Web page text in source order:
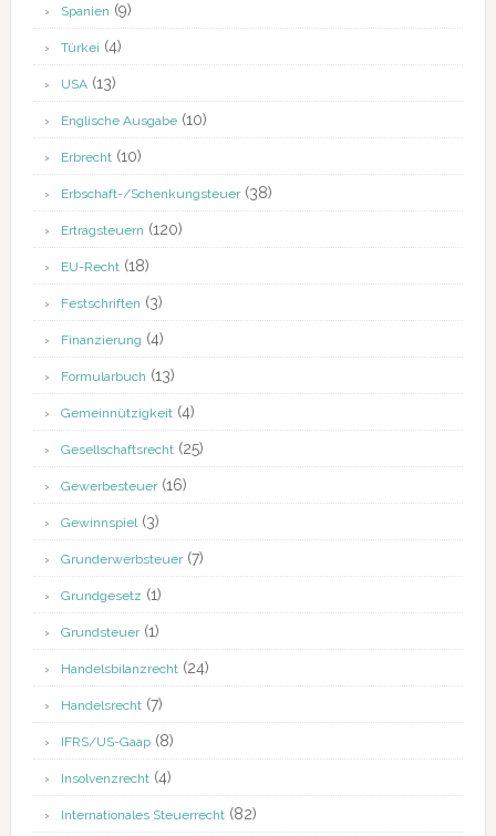
Spanien (9)
Türkei (4)
USA(13)
Englische Ausgabe(10)
Erbrecht(10)
Erbschaft-/Schenkungsteuer(38)
Ertragsteuern (120)
EU-Recht(18)
Festschriften (3)
Finanzierung (4)
Formularbuch (13)
Gemeinnützigkeit(4)
Gesellschaftsrecht(25)
Gewerbesteuer(16)
Gewinnspiel(3)
Grunderwerbsteuer(7)
Grundgesetz (1)
Grundsteuer(1)
Handelsbilanzrecht(24)
Handelsrecht(7)
IFRS/US-Gaap(8)
Insolvenzrecht(4)
Internationales Steuerrecht(82)